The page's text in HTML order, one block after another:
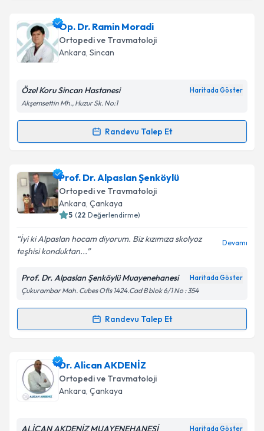
Doç. Dr. Oğuz Karaeminoğulları
takvimi talebi oluşturun. Size bu uzmandan randevu
almanız için bir takvim hazırlandığında e-posta ile
bilgilendireceğiz.
Kişisel verilerimin işlenmesine ilişkinAydınlatma
kapsamda işlenmesini kabul ediyorum.
Takvim Talebini Gönder
Op. Dr. Ramin Moradi
Ortopedi ve Travmatoloji
Ankara, Sincan
Özel Koru Sincan Hastanesi Haritada Göster
Akşemsettin Mh., Huzur Sk. No:1
Randevu Talep Et
Randevu Takvimi Talebi
Op. Dr. Ramin Moradiiçin randevu takvimi talebi
oluşturun. Size bu uzmandan randevu almanız için bir
takvim hazırlandığında e-posta ile bilgilendireceğiz.
Kişisel verilerimin işlenmesine ilişkin
Aydınlatma
Metni'ni okudum ve kişisel verilerimin belirtilen
kapsamda işlenmesini kabul ediyorum.
Prof. Dr. Alpaslan Şenköylü
Ortopedi ve Travmatoloji
Ankara, Çankaya
5 (22 Değerlendirme)
İyi ki Alpaslan hocam diyorum. Biz kızımıza skolyoz
teşhisi konduktan...
Devamı
Prof. Dr. Alpaslan Şenköylü Muayenehanesi Haritada Göster
Çukurambar Mah. Cubes Ofis 1424.Cad B blok 6/1 No : 354
Randevu Talep Et
Randevu Takvimi Talebi
Prof. Dr. Alpaslan Şenköylü
talebi oluşturun. Size bu uzmandan randevu almanız
için bir takvim hazırlandığında e-posta ile
bilgilendireceğiz.
E-posta Adresiniz
Dr. Alican AKDENİZ
Ortopedi ve Travmatoloji
Ankara, Çankaya
ALİCAN AKDENİZ MUAYENEHANESİ Haritada Göster